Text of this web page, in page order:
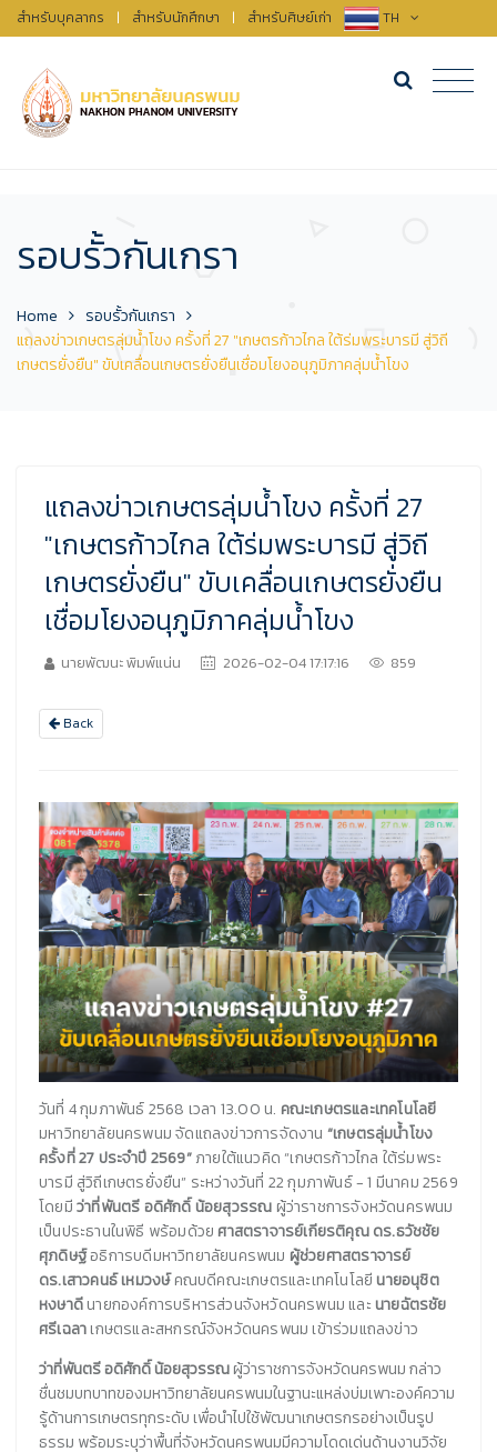
สำหรับบุคลากร | สำหรับนักศึกษา | สำหรับศิษย์เก่า TH
รอบรั้วกันเกรา
Home
รอบรั้วกันเกรา
แถลงข่าวเกษตรลุ่มน้ำโขง ครั้งที่ 27 "เกษตรก้าวไกล ใต้ร่มพระบารมี สู่วิถี
เกษตรยั่งยืน" ขับเคลื่อนเกษตรยั่งยืนเชื่อมโยงอนุภูมิภาคลุ่มน้ำโขง
แถลงข่าวเกษตรลุ่มน้ำโขง ครั้งที่ 27
"เกษตรก้าวไกล ใต้ร่มพระบารมี สู่วิถี
เกษตรยั่งยืน" ขับเคลื่อนเกษตรยั่งยืน
เชื่อมโยงอนุภูมิภาคลุ่มน้ำโขง
นายพัฒนะ พิมพ์แน่น 2026-02-04 17:17:16 859
Back
วันที่ 4 กุมภาพันธ์ 2568 เวลา 13.00 น. คณะเกษตรและเทคโนโลยี
มหาวิทยาลัยนครพนม จัดแถลงข่าวการจัดงาน “เกษตรลุ่มน้ำโขง
ครั้งที่ 27 ประจำปี 2569”ภายใต้แนวคิด “เกษตรก้าวไกล ใต้ร่มพระ
บารมี สู่วิถีเกษตรยั่งยืน” ระหว่างวันที่ 22 กุมภาพันธ์ - 1 มีนาคม 2569
โดยมีว่าที่พันตรี อดิศักดิ์ น้อยสุวรรณ ผู้ว่าราชการจังหวัดนครพนม
เป็นประธานในพิธี พร้อมด้วย ศาสตราจารย์เกียรติคุณ ดร.ธวัชชัย
ศุภดิษฐ์อธิการบดีมหาวิทยาลัยนครพนม ผู้ช่วยศาสตราจารย์
ดร.เสาวคนธ์ เหมวงษ์คณบดีคณะเกษตรและเทคโนโลยี นายอนุชิต
หงษาดีนายกองค์การบริหารส่วนจังหวัดนครพนม และ นายฉัตรชัย
ศรีเฉลาเกษตรและสหกรณ์จังหวัดนครพนม เข้าร่วมแถลงข่าว
ว่าที่พันตรี อดิศักดิ์ น้อยสุวรรณผู้ว่าราชการจังหวัดนครพนม กล่าว
ชื่นชมบทบาทของมหาวิทยาลัยนครพนมในฐานะแหล่งบ่มเพาะองค์ความ
รู้ด้านการเกษตรทุกระดับ เพื่อนำไปใช้พัฒนาเกษตรกรอย่างเป็นรูป
ธรรม พร้อมระบุว่าพื้นที่จังหวัดนครพนมมีความโดดเด่นด้านงานวิจัย